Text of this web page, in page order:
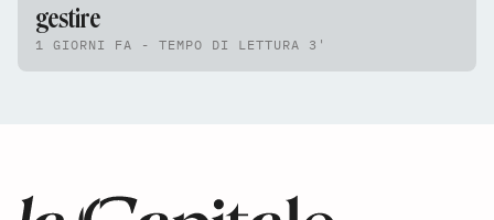
gestire
1 GIORNI FA - TEMPO DI LETTURA 3'